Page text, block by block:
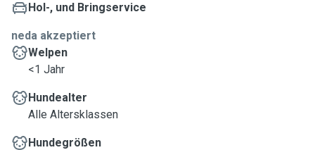
Hol-, und Bringservice
neda akzeptiert
Welpen
<1 Jahr
Hundealter
Alle Altersklassen
Hundegrößen